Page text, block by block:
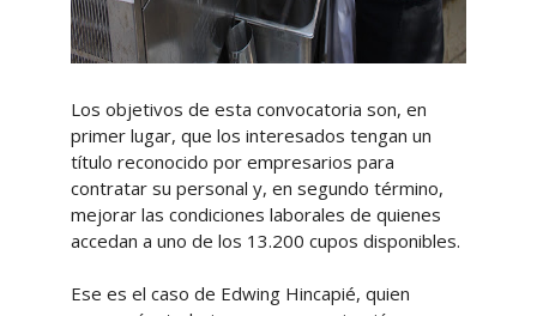
Los objetivos de esta convocatoria son, en
primer lugar, que los interesados tengan un
título reconocido por empresarios para
contratar su personal y, en segundo término,
mejorar las condiciones laborales de quienes
accedan a uno de los 13.200 cupos disponibles.
Ese es el caso de Edwing Hincapié, quien